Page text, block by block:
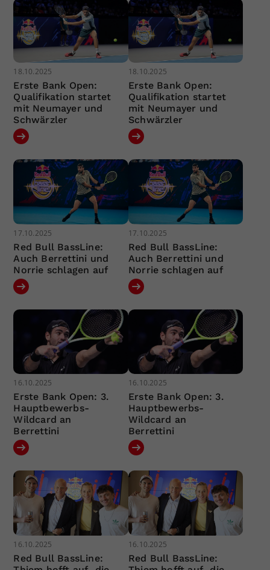
18.10.2025
Erste Bank Open:
Qualifikation startet
mit Neumayer und
Schwärzler
18.10.2025
Erste Bank Open:
Qualifikation startet
mit Neumayer und
Schwärzler
17.10.2025
Red Bull BassLine:
Auch Berrettini und
Norrie schlagen auf
17.10.2025
Red Bull BassLine:
Auch Berrettini und
Norrie schlagen auf
16.10.2025
Erste Bank Open: 3.
Hauptbewerbs-
Wildcard an
Berrettini
16.10.2025
Erste Bank Open: 3.
Hauptbewerbs-
Wildcard an
Berrettini
16.10.2025
Red Bull BassLine:
16.10.2025
Red Bull BassLine: